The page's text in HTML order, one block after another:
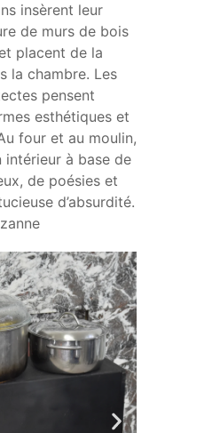
insèrent leur
de murs de bois
placent de la
la chambre. Les
pensent
esthétiques et
four et au moulin,
intérieur à base de
de poésies et
d’absurdité.